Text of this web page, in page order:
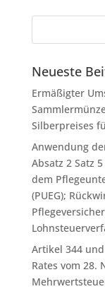
Neueste
Ermäßigter
Silberpreises
Anwendung
Absatz 2 Satz
dem
(PUEG);
Artikel 344
Rates vom 28.